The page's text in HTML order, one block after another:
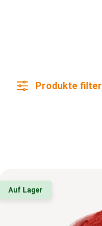
Produkte
Auf Lager